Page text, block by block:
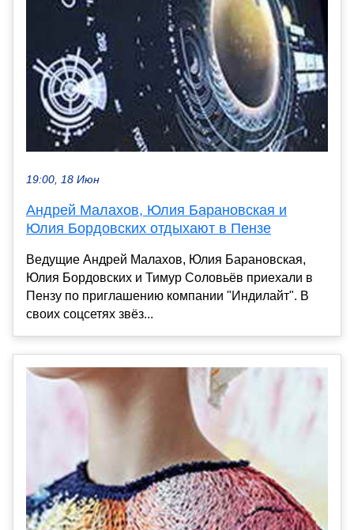
19:00, 18 Июн
Андрей Малахов, Юлия Барановская и
Юлия Бордовских отдыхают в Пензе
Ведущие Андрей Малахов, Юлия Барановская,
Юлия Бордовских и Тимур Соловьёв приехали в
Пензу по приглашению компании "Индилайт". В
своих соцсетях звёз...